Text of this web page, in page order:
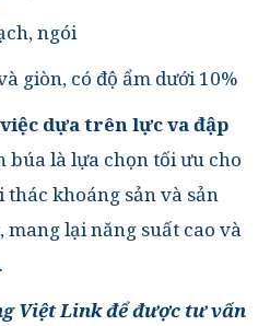
ngói
giòn, có độ ẩm dưới 10%
dựa trên lực va đập
búa là lựa chọn tối ưu cho
khoáng sản và sản
lại năng suất cao và
Việt Link để được tư vấn